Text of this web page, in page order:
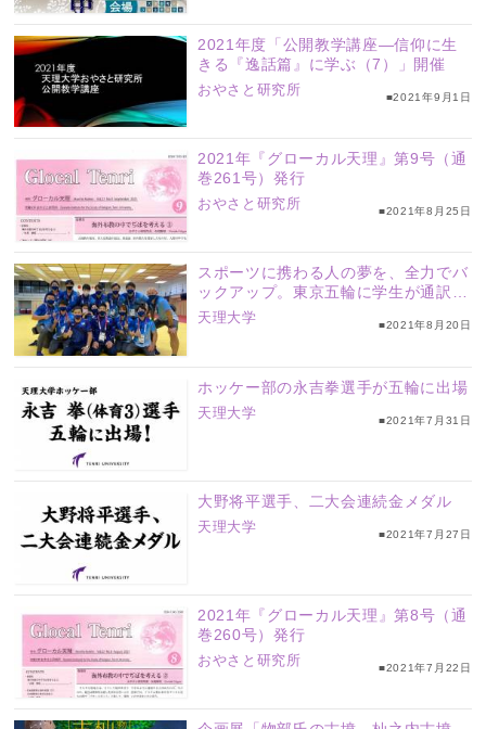
2021年度「公開教学講座―信仰に生
きる『逸話篇』に学ぶ（7）」開催
おやさと研究所
■2021年9月1日
2021年『グローカル天理』第9号（通
巻261号）発行
おやさと研究所
■2021年8月25日
スポーツに携わる人の夢を、全力でバ
ックアップ。東京五輪に学生が通訳ボ
ランティアとして参加
天理大学 ■2021年8月20日
ホッケー部の永吉拳選手が五輪に出場
天理大学
■2021年7月31日
大野将平選手、二大会連続金メダル
天理大学
■2021年7月27日
2021年『グローカル天理』第8号（通
巻260号）発行
おやさと研究所
■2021年7月22日